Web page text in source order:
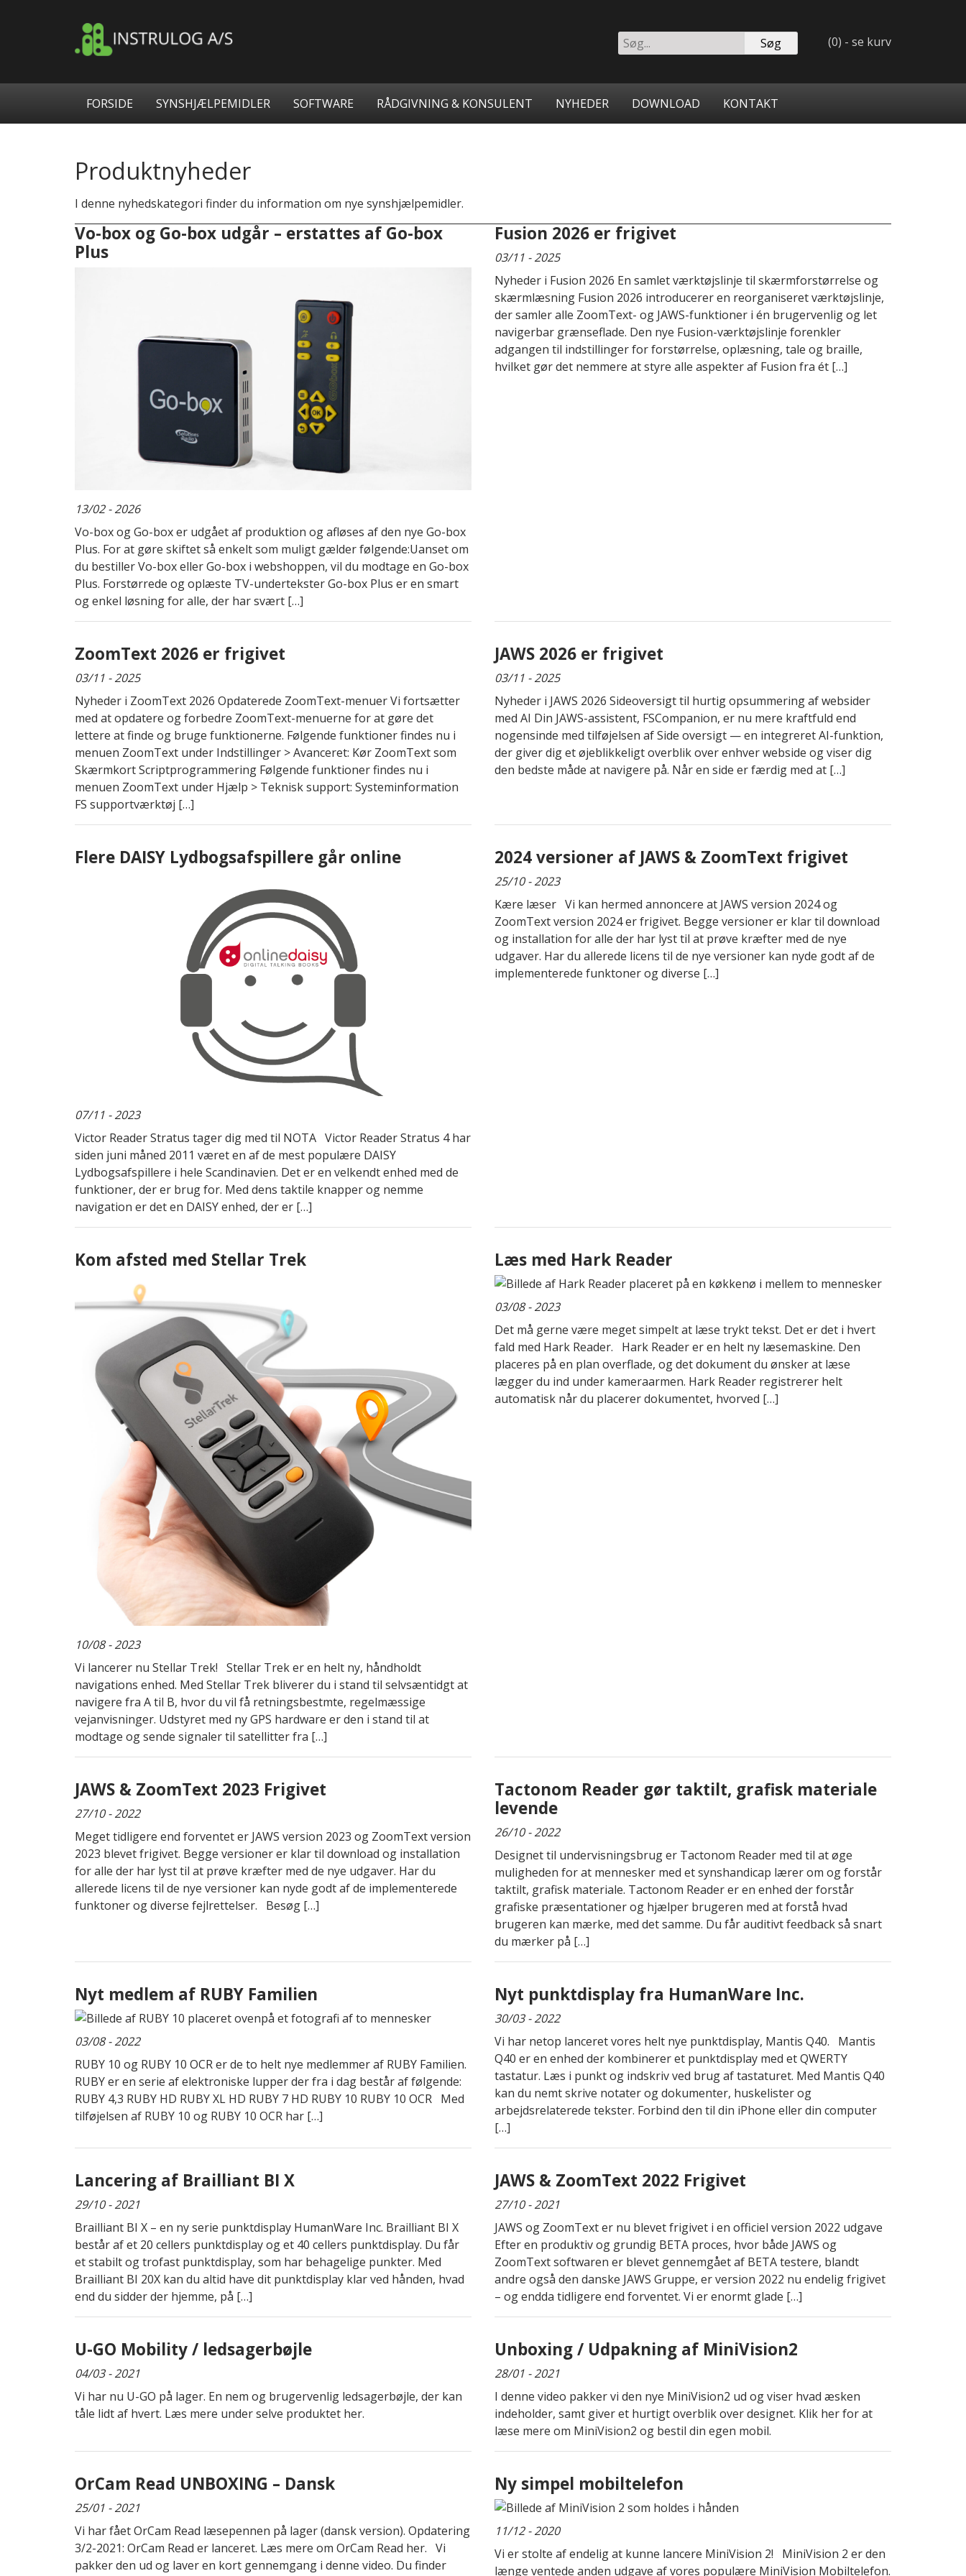
Søg
på
(0) - se kurv
FORSIDE SYNSHJÆLPEMIDLER SOFTWARE RÅDGIVNING & KONSULENT NYHEDER DOWNLOAD KONTAKT
Produktnyheder
I denne nyhedskategori finder du information om nye synshjælpemidler.
Vo-box og Go-box udgår – erstattes af Go-box
Plus
13/02 - 2026
Vo-box og Go-box er udgået af produktion og afløses af den nye Go-box
Plus. For at gøre skiftet så enkelt som muligt gælder følgende:Uanset om
du bestiller Vo-box eller Go-box i webshoppen, vil du modtage en Go-box
Plus. Forstørrede og oplæste TV-undertekster Go-box Plus er en smart
og enkel løsning for alle, der har svært […]
Fusion 2026 er frigivet
03/11 - 2025
Nyheder i Fusion 2026 En samlet værktøjslinje til skærmforstørrelse og
skærmlæsning Fusion 2026 introducerer en reorganiseret værktøjslinje,
der samler alle ZoomText- og JAWS-funktioner i én brugervenlig og let
navigerbar grænseflade. Den nye Fusion-værktøjslinje forenkler
adgangen til indstillinger for forstørrelse, oplæsning, tale og braille,
hvilket gør det nemmere at styre alle aspekter af Fusion fra ét […]
ZoomText 2026 er frigivet
03/11 - 2025
Nyheder i ZoomText 2026 Opdaterede ZoomText-menuer Vi fortsætter
med at opdatere og forbedre ZoomText-menuerne for at gøre det
lettere at finde og bruge funktionerne. Følgende funktioner findes nu i
menuen ZoomText under Indstillinger > Avanceret: Kør ZoomText som
Skærmkort Scriptprogrammering Følgende funktioner findes nu i
menuen ZoomText under Hjælp > Teknisk support: Systeminformation
FS supportværktøj […]
JAWS 2026 er frigivet
03/11 - 2025
Nyheder i JAWS 2026 Sideoversigt til hurtig opsummering af websider
med AI Din JAWS-assistent, FSCompanion, er nu mere kraftfuld end
nogensinde med tilføjelsen af Side oversigt — en integreret AI-funktion,
der giver dig et øjeblikkeligt overblik over enhver webside og viser dig
den bedste måde at navigere på. Når en side er færdig med at […]
Flere DAISY Lydbogsafspillere går online
07/11 - 2023
Victor Reader Stratus tager dig med til NOTA Victor Reader Stratus 4 har
siden juni måned 2011 været en af de mest populære DAISY
Lydbogsafspillere i hele Scandinavien. Det er en velkendt enhed med de
funktioner, der er brug for. Med dens taktile knapper og nemme
navigation er det en DAISY enhed, der er […]
2024 versioner af JAWS & ZoomText frigivet
25/10 - 2023
Kære læser Vi kan hermed annoncere at JAWS version 2024 og
ZoomText version 2024 er frigivet. Begge versioner er klar til download
og installation for alle der har lyst til at prøve kræfter med de nye
udgaver. Har du allerede licens til de nye versioner kan nyde godt af de
implementerede funktoner og diverse […]
Kom afsted med Stellar Trek
10/08 - 2023
Vi lancerer nu Stellar Trek! Stellar Trek er en helt ny, håndholdt
navigations enhed. Med Stellar Trek bliverer du i stand til selvsæntidgt at
navigere fra A til B, hvor du vil få retningsbestmte, regelmæssige
vejanvisninger. Udstyret med ny GPS hardware er den i stand til at
modtage og sende signaler til satellitter fra […]
Læs med Hark Reader
03/08 - 2023
Det må gerne være meget simpelt at læse trykt tekst. Det er det i hvert
fald med Hark Reader. Hark Reader er en helt ny læsemaskine. Den
placeres på en plan overflade, og det dokument du ønsker at læse
lægger du ind under kameraarmen. Hark Reader registrerer helt
automatisk når du placerer dokumentet, hvorved […]
JAWS & ZoomText 2023 Frigivet
27/10 - 2022
Meget tidligere end forventet er JAWS version 2023 og ZoomText version
2023 blevet frigivet. Begge versioner er klar til download og installation
for alle der har lyst til at prøve kræfter med de nye udgaver. Har du
allerede licens til de nye versioner kan nyde godt af de implementerede
funktoner og diverse fejlrettelser. Besøg […]
Tactonom Reader gør taktilt, grafisk materiale
levende
26/10 - 2022
Designet til undervisningsbrug er Tactonom Reader med til at øge
muligheden for at mennesker med et synshandicap lærer om og forstår
taktilt, grafisk materiale. Tactonom Reader er en enhed der forstår
grafiske præsentationer og hjælper brugeren med at forstå hvad
brugeren kan mærke, med det samme. Du får auditivt feedback så snart
du mærker på […]
Nyt medlem af RUBY Familien
03/08 - 2022
RUBY 10 og RUBY 10 OCR er de to helt nye medlemmer af RUBY Familien.
RUBY er en serie af elektroniske lupper der fra i dag består af følgende:
RUBY 4,3 RUBY HD RUBY XL HD RUBY 7 HD RUBY 10 RUBY 10 OCR Med
tilføjelsen af RUBY 10 og RUBY 10 OCR har […]
Nyt punktdisplay fra HumanWare Inc.
30/03 - 2022
Vi har netop lanceret vores helt nye punktdisplay, Mantis Q40. Mantis
Q40 er en enhed der kombinerer et punktdisplay med et QWERTY
tastatur. Læs i punkt og indskriv ved brug af tastaturet. Med Mantis Q40
kan du nemt skrive notater og dokumenter, huskelister og
arbejdsrelaterede tekster. Forbind den til din iPhone eller din computer
[…]
Lancering af Brailliant BI X
29/10 - 2021
Brailliant BI X – en ny serie punktdisplay HumanWare Inc. Brailliant BI X
består af et 20 cellers punktdisplay og et 40 cellers punktdisplay. Du får
et stabilt og trofast punktdisplay, som har behagelige punkter. Med
Brailliant BI 20X kan du altid have dit punktdisplay klar ved hånden, hvad
end du sidder der hjemme, på […]
JAWS & ZoomText 2022 Frigivet
27/10 - 2021
JAWS og ZoomText er nu blevet frigivet i en officiel version 2022 udgave
Efter en produktiv og grundig BETA proces, hvor både JAWS og
ZoomText softwaren er blevet gennemgået af BETA testere, blandt
andre også den danske JAWS Gruppe, er version 2022 nu endelig frigivet
– og endda tidligere end forventet. Vi er enormt glade […]
U-GO Mobility / ledsagerbøjle
04/03 - 2021
Vi har nu U-GO på lager. En nem og brugervenlig ledsagerbøjle, der kan
tåle lidt af hvert. Læs mere under selve produktet her.
Unboxing / Udpakning af MiniVision2
28/01 - 2021
I denne video pakker vi den nye MiniVision2 ud og viser hvad æsken
indeholder, samt giver et hurtigt overblik over designet. Klik her for at
læse mere om MiniVision2 og bestil din egen mobil.
OrCam Read UNBOXING – Dansk
25/01 - 2021
Vi har fået OrCam Read læsepennen på lager (dansk version). Opdatering
3/2-2021: OrCam Read er lanceret. Læs mere om OrCam Read her. Vi
pakker den ud og laver en kort gennemgang i denne video. Du finder
Ny simpel mobiltelefon
11/12 - 2020
Vi er stolte af endelig at kunne lancere MiniVision 2! MiniVision 2 er den
længe ventede anden udgave af vores populære MiniVision Mobiltelefon.